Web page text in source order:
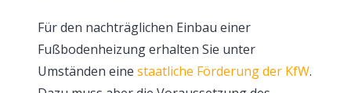
Für den nachträglichen Einbau einer
Fußbodenheizung erhalten Sie unter
Umständen eine staatliche Förderung der KfW.